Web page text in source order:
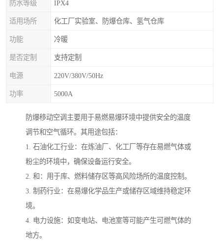
防水等级 IPX4
适用场所 化工厂实验室、防爆仓库、氢气仓库
功能 冷暖
是否定制 支持定制
电源 220V/380V/50Hz
功率 5000A
防爆移动空调主要用于易燃易爆环境中提供安全的温度
调节和空气循环。其用途包括：
1. 石油化工行业：在炼油厂、化工厂等存在易燃气体或
粉尘的环境中，确保设备运行安全。
2. 和：用于库、燃料储存区等高风险场所的温度控制。
3. 制药行业：在易爆化学品生产或储存区域维持稳定环
境。
4. 电力设施：如变电站、电池室等可能产生可燃气体的
地方。